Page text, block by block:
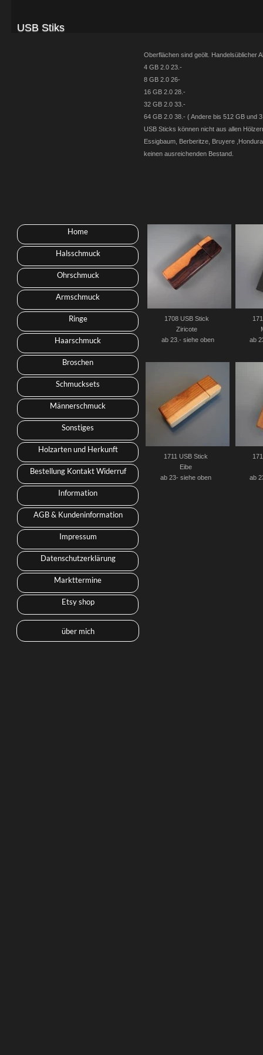
USB Stiks
Oberflächen sind geölt. Handelsüblicher
4 GB 2.0 23.-
8 GB 2.0 26-
16 GB 2.0 28.-
32 GB 2.0 33.-
64 GB 2.0 38.- ( Andere bis 512 GB und
USB Sticks können nicht aus allen
Essigbaum, Berberitze, Bruyere
keinen ausreichenden Bestand.
Home
Halsschmuck
Ohrschmuck
Armschmuck
Ringe
Haarschmuck
Broschen
Schmucksets
Männerschmuck
Sonstiges
Holzarten und Herkunft
Bestellung Kontakt Widerruf
Information
AGB & Kundeninformation
Impressum
Datenschutzerklärung
Markttermine
Etsy shop
über mich
1708 USB Stick
Ziricote
ab 23.- siehe oben
1711 USB Stick
Eibe
ab 23- siehe oben
ab
ab